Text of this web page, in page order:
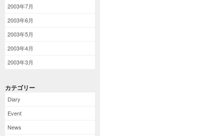
2003年7月
2003年6月
2003年5月
2003年4月
2003年3月
カテゴリー
Diary
Event
News